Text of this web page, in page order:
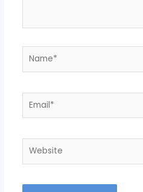
Name*
Email*
Website